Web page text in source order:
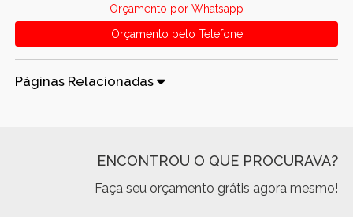
Orçamento por Whatsapp
Orçamento pelo Telefone
Páginas Relacionadas
ENCONTROU O QUE PROCURAVA?
Faça seu orçamento grátis agora mesmo!